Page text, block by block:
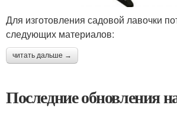
Для изготовления садовой лавочки
следующих материалов:
читать дальше →
Последние обновления